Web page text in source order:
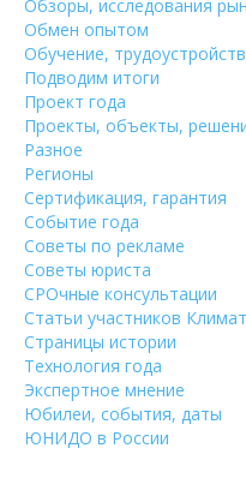
Обзоры, исследования
Обмен опытом
Обучение,
Подводим итоги
Проект года
Проекты, объекты,
Разное
Регионы
Сертификация, гарантия
Событие года
Советы по рекламе
Советы юриста
СРОчные консультации
Статьи участников
Страницы истории
Технология года
Экспертное мнение
Юбилеи, события, даты
ЮНИДО в России